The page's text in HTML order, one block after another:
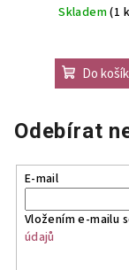
cena:
Skladem(1
Do
Odebírat
E-mail
Vložením e-mailu
údajů